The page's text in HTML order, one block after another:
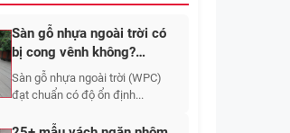
Sàn gỗ nhựa ngoài trời có
bị cong vênh không?
Nguyên nhân và cách hạn
chế
Sàn gỗ nhựa ngoài trời (WPC)
đạt chuẩn có độ ổn định...